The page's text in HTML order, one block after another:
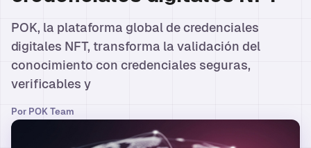
POK, la plataforma global de credenciales
digitales NFT, transforma la validación del
conocimiento con credenciales seguras,
verificables y
Por POK Team